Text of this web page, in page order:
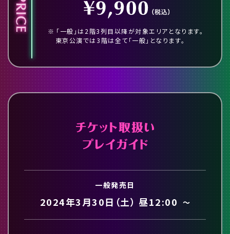
「一般」は2階3列目以降が対象エリアとなります。
東京公演では3階は全て「一般」となります。
一般発売日
2024年3月30日（土） 昼12:00 〜